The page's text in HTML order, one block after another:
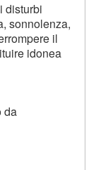
disturbi
sonnolenza,
il
idonea
da